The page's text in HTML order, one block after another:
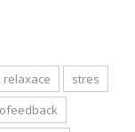
relaxace
stres